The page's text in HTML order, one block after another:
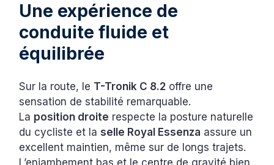
Une expérience de
conduite fluide et
équilibrée
Sur la route, le T-Tronik C 8.2 offre une
sensation de stabilité remarquable.
La position droite respecte la posture naturelle
du cycliste et laselle Royal Essenza assure un
excellent maintien, même sur de longs trajets.